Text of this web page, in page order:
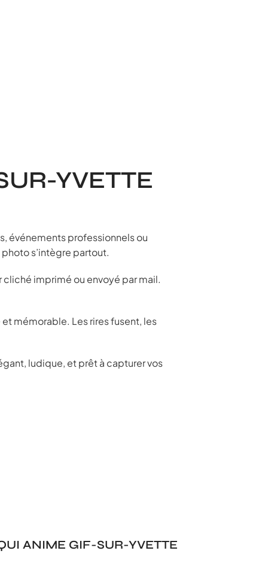
YVETTE
événements professionnels ou
s’intègre partout.
imprimé ou envoyé par mail.
mémorable. Les rires fusent, les
ludique, et prêt à capturer vos
ANIME GIF-SUR-YVETTE